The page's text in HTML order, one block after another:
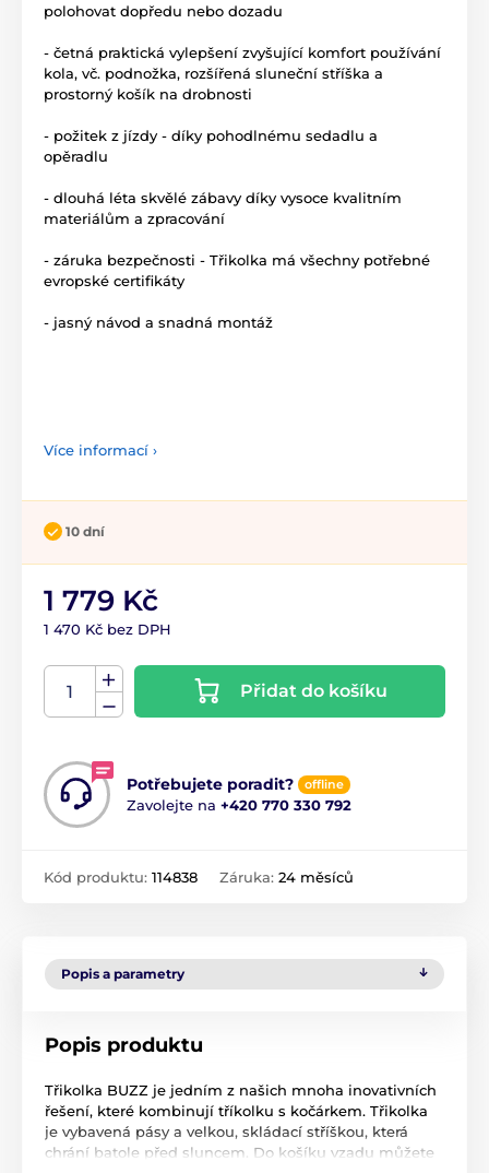
polohovat dopředu nebo dozadu
- četná praktická vylepšení zvyšující komfort používání
kola, vč. podnožka, rozšířená sluneční stříška a
prostorný košík na drobnosti
- požitek z jízdy - díky pohodlnému sedadlu a
opěradlu
- dlouhá léta skvělé zábavy díky vysoce kvalitním
materiálům a zpracování
- záruka bezpečnosti - Třikolka má všechny potřebné
evropské certifikáty
- jasný návod a snadná montáž
Více informací ›
10 dní
1 779 Kč
1 470 Kč bez DPH
Přidat do košíku
Potřebujete poradit? offline
Zavolejte na +420 770 330 792
Kód produktu: 114838 Záruka: 24 měsíců
Popis a parametry
Popis produktu
Třikolka BUZZ je jedním z našich mnoha inovativních
řešení, které kombinují tříkolku s kočárkem. Třikolka
je vybavená pásy a velkou, skládací stříškou, která
chrání batole před sluncem. Do košíku vzadu můžete